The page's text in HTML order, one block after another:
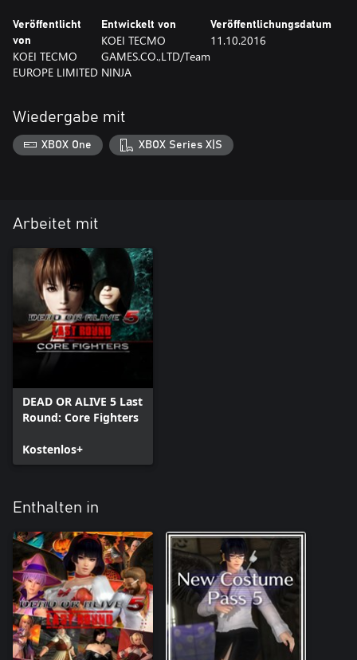
Veröffentlicht
von
KOEI TECMO
EUROPE LIMITED
Entwickelt von
KOEI TECMO
GAMES.CO.,LTD/Team
NINJA
Veröffentlichungsdatum
11.10.2016
Wiedergabe mit
XBOX One XBOX Series X|S
Arbeitet mit
DEAD OR ALIVE 5 Last
Round: Core Fighters
Kostenlos+
Enthalten in